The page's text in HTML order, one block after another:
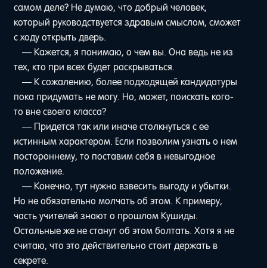
самом деле? Не думаю, что добрый человек,
который руководствуется здравым смыслом, сможет
с ходу открыть дверь.
— Кажется, я понимаю, о чем вы. Она ведь не из
тех, кто при всех будет раскрываться.
— К сожалению, более подходящей кандидатуры
пока придумать не могу. Но, может, поискать кого-
то вне своего класса?
— Придется так или иначе столкнуться с ее
истинным характером. Если позволим узнать о нем
постороннему, то поставим себя в невыгодное
положение.
— Конечно, тут нужно взвесить выгоду и убытки.
Но не обязательно молчать об этом. К примеру,
часть учителей знают о прошлом Кушиды.
Остальные же не станут об этом болтать. Хотя я не
считаю, что это действительно стоит держать в
секрете.